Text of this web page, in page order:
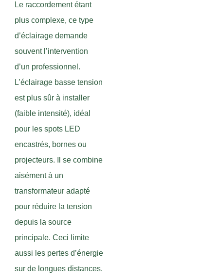
Le raccordement étant
plus complexe, ce type
d’éclairage demande
souvent l’intervention
d’un professionnel.
L’éclairage basse tension
est plus sûr à installer
(faible intensité), idéal
pour les spots LED
encastrés, bornes ou
projecteurs. Il se combine
aisément à un
transformateur adapté
pour réduire la tension
depuis la source
principale. Ceci limite
aussi les pertes d’énergie
sur de longues distances.